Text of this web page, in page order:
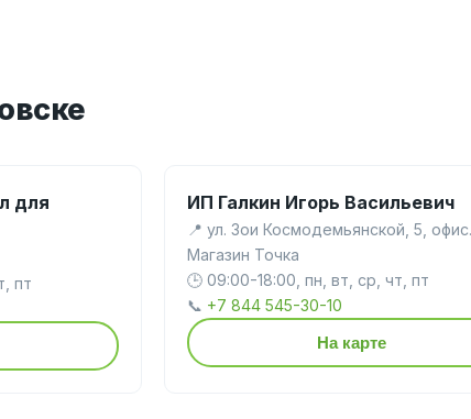
для
пт
ИП Галкин Игорь Васильевич
📍 ул. Зои Космодемьянской, 5, офис.
Магазин Точка
🕒 09:00-18:00, пн, вт, ср, чт, пт
📞 +7 844 545-30-10
На карте